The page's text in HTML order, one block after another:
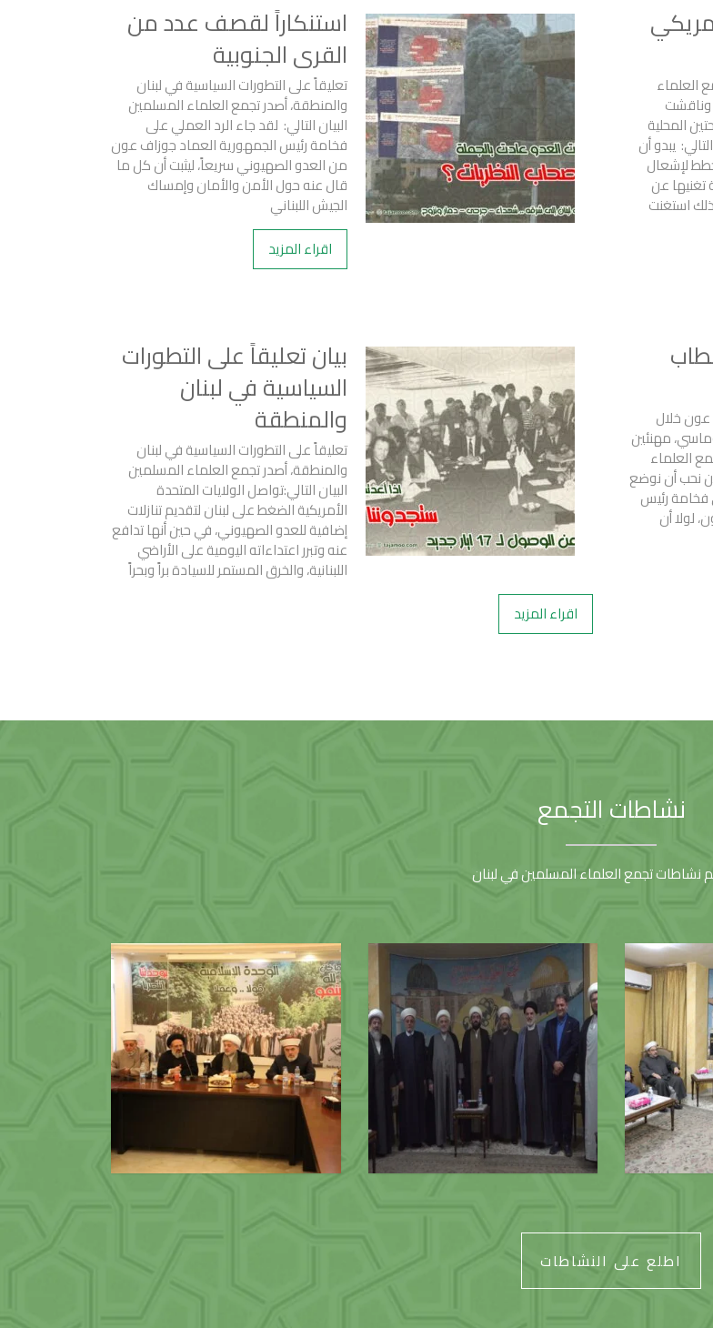
العلماء
وناقشت
المحلية
يبدو أن
لإشعال
تغنيها عن
استغنت
استنكاراً لقصف عدد من
القرى الجنوبية
تعليقاً على التطورات السياسية في لبنان
والمنطقة، أصدر تجمع العلماء المسلمين
البيان التالي: لقد جاء الرد العملي على
فخامة رئيس الجمهورية العماد جوزاف عون
من العدو الصهيوني سريعاً، ليثبت أن كل ما
قال عنه حول الأمن والأمان وإمساك
الجيش اللبناني
اقراء المزيد
عون خلال
مهنئين
العلماء
نحب أن نوضع
فخامة رئيس
لولا أن
بيان تعليقاً على التطورات
السياسية في لبنان
والمنطقة
تعليقاً على التطورات السياسية في لبنان
والمنطقة، أصدر تجمع العلماء المسلمين
البيان التالي:تواصل الولايات المتحدة
الأمريكية الضغط على لبنان لتقديم تنازلات
إضافية للعدو الصهيوني، في حين أنها تدافع
عنه وتبرر اعتداءاته اليومية على الأراضي
اللبنانية، والخرق المستمر للسيادة براً وبحراً
اقراء المزيد
نشاطات التجمع
نشاطات تجمع العلماء المسلمين في لبنان
استقبال وفد من الحوزات العلمية في
اطلع على النشاطات